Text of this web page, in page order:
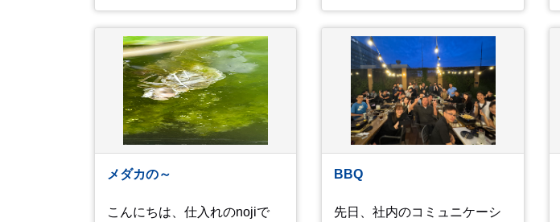
ですがなかなか機会が無く、
今回ようやく叶いました。 当
日は開店前から整理券をもら
って待機する事になったので
すが、、10時頃にもらった整
理券で、お店に入れるのは12
時過ぎ頃でした。大人気とは
聞いていましたがここまでと
は、、！！ 駅前ショッピング
モール内の店舗だったのでお
買い物をしつつ待機して遂に
入店。ハンバーグはレアな焼
らですが、周りであまり良い
ことが耳に入らずで。気掛か
りな事がいくつか...。 年始か
ら、あっという間に半年が過
ぎやっとこさ。 3日後のこ
と。不思議ですね。 気にかか
る事1つ目。友人の長期入院か
ら退院の知らせあり！ 気にか
かる事2つ目。疎遠だった知人
の訪問あり！ 気にかかるetcが
徐々に....。 気の持ちようと、
タイミングかもしれません
メダカの～
こんにちは、仕入れのnojiで
BBQ
先日、社内のコミュニケーシ